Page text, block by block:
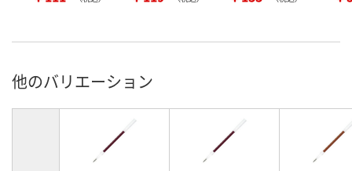
他のバリエーション